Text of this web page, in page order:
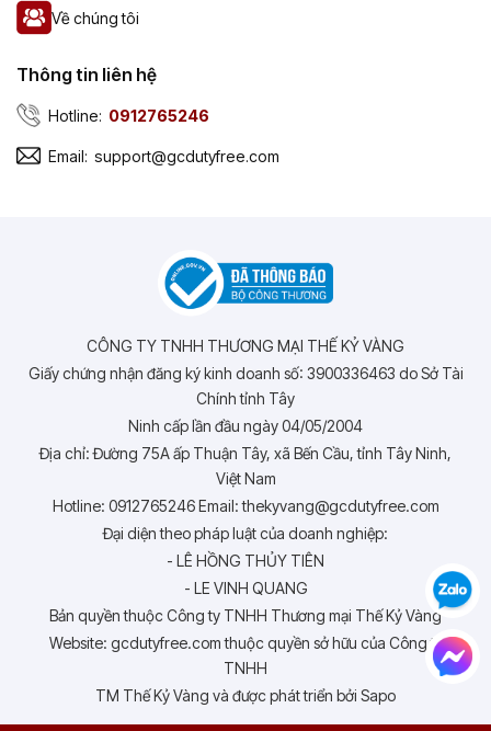
Về chúng tôi
Thông tin liên hệ
Hotline: 0912765246
Email: support@gcdutyfree.com
CÔNG TY TNHH THƯƠNG MẠI THẾ KỶ VÀNG
Giấy chứng nhận đăng ký kinh doanh số: 3900336463 do Sở Tài
Chính tỉnh Tây
Ninh cấp lần đầu ngày 04/05/2004
Địa chỉ: Đường 75A ấp Thuận Tây, xã Bến Cầu, tỉnh Tây Ninh,
Việt Nam
Hotline: 0912765246 Email: thekyvang@gcdutyfree.com
Đại diện theo pháp luật của doanh nghiệp:
- LÊ HỒNG THỦY TIÊN
- LE VINH QUANG
Bản quyền thuộc Công ty TNHH Thương mại Thế Kỷ Vàng
Website: gcdutyfree.com thuộc quyền sở hữu của Công ty
TNHH
TM Thế Kỷ Vàng và được phát triển bởi Sapo